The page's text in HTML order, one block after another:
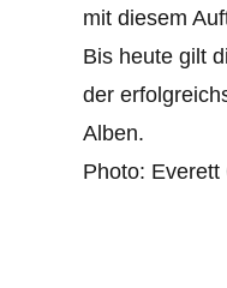
mit diesem
Bis heute gilt
der
Alben.
Photo: Everett